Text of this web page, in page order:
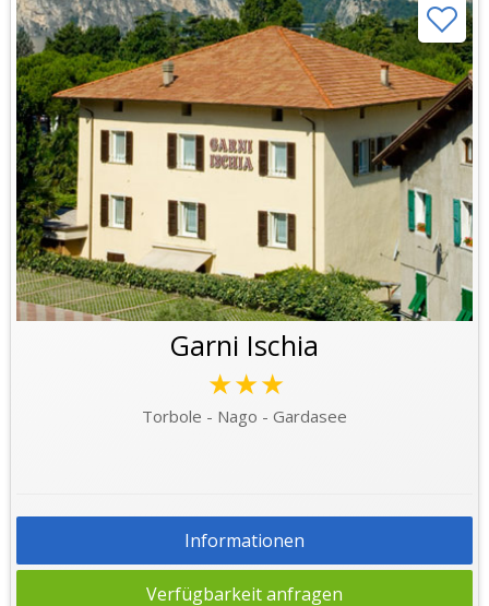
Garni Ischia
★★★
Torbole - Nago - Gardasee
Informationen
Verfügbarkeit anfragen